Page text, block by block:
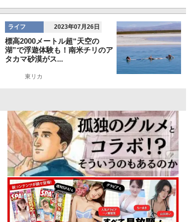
ライフ 2023年07月26日
標高2000メートル超“天空の
湖”で浮遊体験も！南米チリのア
タカマ砂漠がス...
東リカ